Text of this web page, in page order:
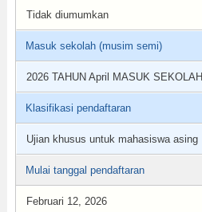
Tidak diumumkan
Masuk sekolah (musim semi)
2026 TAHUN April MASUK SEKOLAH
Klasifikasi pendaftaran
Ujian khusus untuk mahasiswa asing
Mulai tanggal pendaftaran
Februari 12, 2026